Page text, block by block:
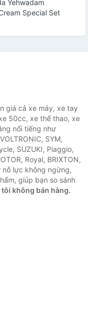
Yehwadam
Special Set
giá cả xe máy, xe tay
50cc, xe thể thao, xe
nổi tiếng như
SYM,
SUZUKI, Piaggio,
Royal, BRIXTON,
nỗ lực không ngừng,
giúp bạn so sánh
không bán hàng.